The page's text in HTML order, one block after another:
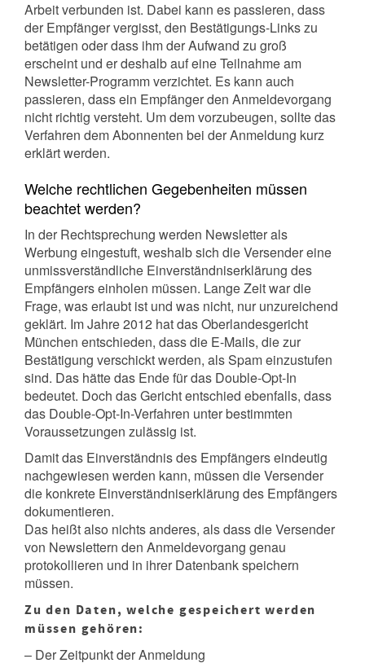
Arbeit verbunden ist. Dabei kann es passieren, dass
der Empfänger vergisst, den Bestätigungs-Links zu
betätigen oder dass ihm der Aufwand zu groß
erscheint und er deshalb auf eine Teilnahme am
Newsletter-Programm verzichtet. Es kann auch
passieren, dass ein Empfänger den Anmeldevorgang
nicht richtig versteht. Um dem vorzubeugen, sollte das
Verfahren dem Abonnenten bei der Anmeldung kurz
erklärt werden.
Welche rechtlichen Gegebenheiten müssen
beachtet werden?
In der Rechtsprechung werden Newsletter als
Werbung eingestuft, weshalb sich die Versender eine
unmissverständliche Einverständniserklärung des
Empfängers einholen müssen. Lange Zeit war die
Frage, was erlaubt ist und was nicht, nur unzureichend
geklärt. Im Jahre 2012 hat das Oberlandesgericht
München entschieden, dass die E-Mails, die zur
Bestätigung verschickt werden, als Spam einzustufen
sind. Das hätte das Ende für das Double-Opt-In
bedeutet. Doch das Gericht entschied ebenfalls, dass
das Double-Opt-In-Verfahren unter bestimmten
Voraussetzungen zulässig ist.
Damit das Einverständnis des Empfängers eindeutig
nachgewiesen werden kann, müssen die Versender
die konkrete Einverständniserklärung des Empfängers
dokumentieren.
Das heißt also nichts anderes, als dass die Versender
von Newslettern den Anmeldevorgang genau
protokollieren und in ihrer Datenbank speichern
müssen.
Zu den Daten, welche gespeichert werden
müssen gehören:
– Der Zeitpunkt der Anmeldung